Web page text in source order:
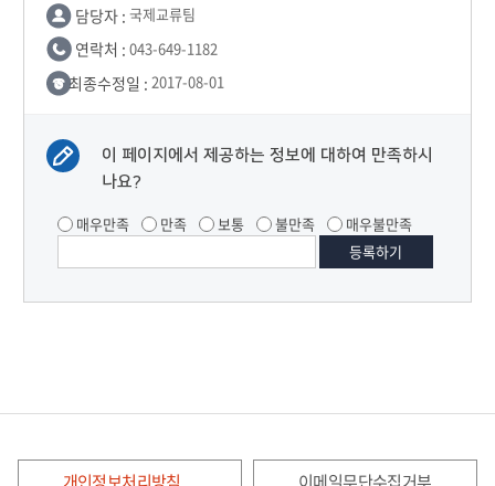
담당자 : 국제교류팀
연락처 : 043-649-1182
최종수정일 : 2017-08-01
이 페이지에서 제공하는 정보에 대하여 만족하시
나요?
매우만족 만족 보통 불만족 매우불만족